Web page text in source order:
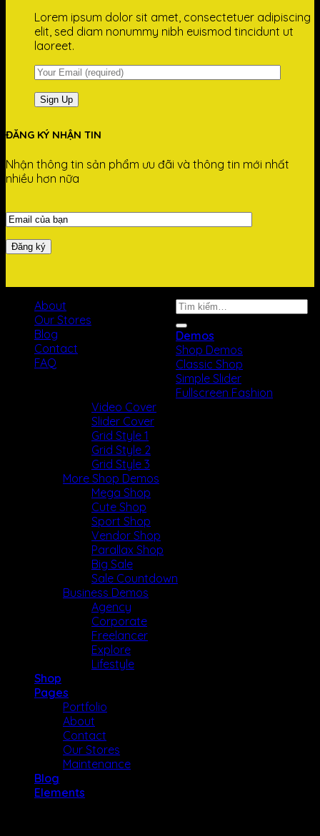
Lorem ipsum dolor sit amet, consectetuer adipiscing
elit, sed diam nonummy nibh euismod tincidunt ut
laoreet.
ĐĂNG KÝ NHẬN TIN
Nhận thông tin sản phẩm ưu đãi và thông tin mới nhất
nhiều hơn nữa
About
Our Stores
Blog
Contact
FAQ
Tìm
Demos
Shop Demos
Classic Shop
Simple Slider
Fullscreen Fashion
Video Cover
Slider Cover
Grid Style 1
Grid Style 2
Grid Style 3
More Shop Demos
Mega Shop
Cute Shop
Sport Shop
Vendor Shop
Parallax Shop
Big Sale
Sale Countdown
Business Demos
Agency
Corporate
Freelancer
Explore
Lifestyle
Shop
Pages
Portfolio
About
Contact
Our Stores
Maintenance
Blog
Elements